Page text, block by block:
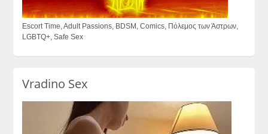
Escort Time, Adult Passions, BDSM, Comics, Πόλεμος των Άστρων,
LGBTQ+, Safe Sex
Vradino Sex